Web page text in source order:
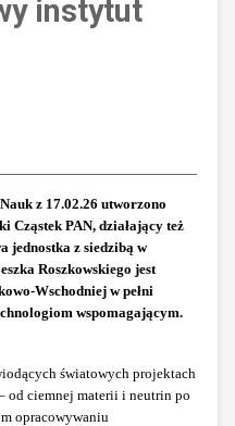
instytut
z 17.02.26 utworzono
PAN, działający też
jednostka z siedzibą w
Roszkowskiego jest
Wschodniej w pełni
wspomagającym.
światowych projektach
od ciemnej materii i neutrin po
opracowywaniu